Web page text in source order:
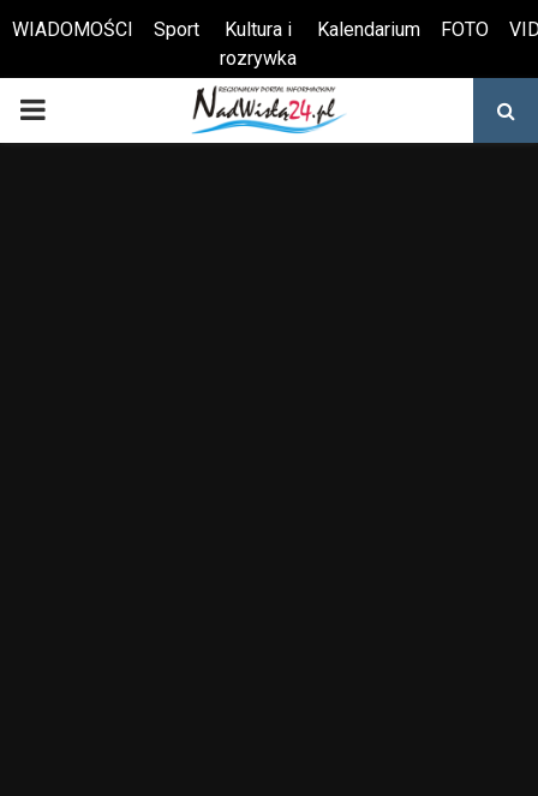
Otwórz pasek narzędzi
WIADOMOŚCI Sport
Kultura i
rozrywka
Kalendarium FOTO
PRIMARY